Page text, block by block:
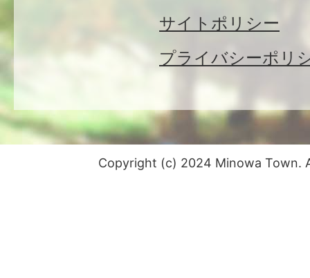
サイトポリシー
プライバシーポリ
Copyright (c) 2024 Minowa Town.